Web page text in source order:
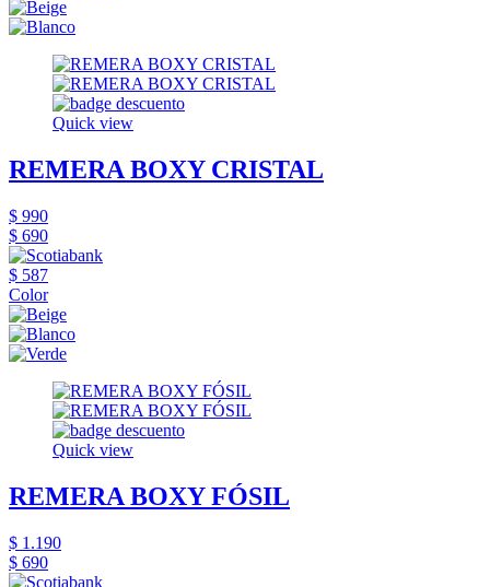
Quick view
REMERA BOXY CRISTAL
$ 990
$ 690
$ 587
Color
Quick view
REMERA BOXY FÓSIL
$ 1.190
$ 690